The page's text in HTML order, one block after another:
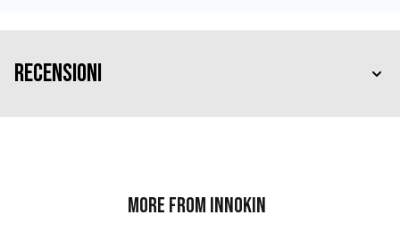
Recensioni
More from Innokin